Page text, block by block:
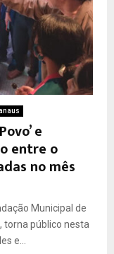
e
entre o
no mês
Municipal de
torna público nesta
e...